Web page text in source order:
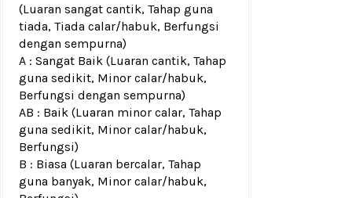
(Luaran sangat cantik, Tahap guna
tiada, Tiada calar/habuk, Berfungsi
dengan sempurna)
A : Sangat Baik (Luaran cantik, Tahap
guna sedikit, Minor calar/habuk,
Berfungsi dengan sempurna)
AB : Baik (Luaran minor calar, Tahap
guna sedikit, Minor calar/habuk,
Berfungsi)
B : Biasa (Luaran bercalar, Tahap
guna banyak, Minor calar/habuk,